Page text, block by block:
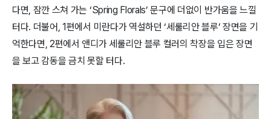
다면, 잠깐 스쳐 가는 ‘Spring Florals’ 문구에 더없이 반가움을 느낄
터다. 더불어, 1편에서 미란다가 역설하던 ‘세룰리안 블루’ 장면을 기
억한다면, 2편에서 앤디가 세룰리안 블루 컬러의 착장을 입은 장면
을 보고 감동을 금치 못할 터다.